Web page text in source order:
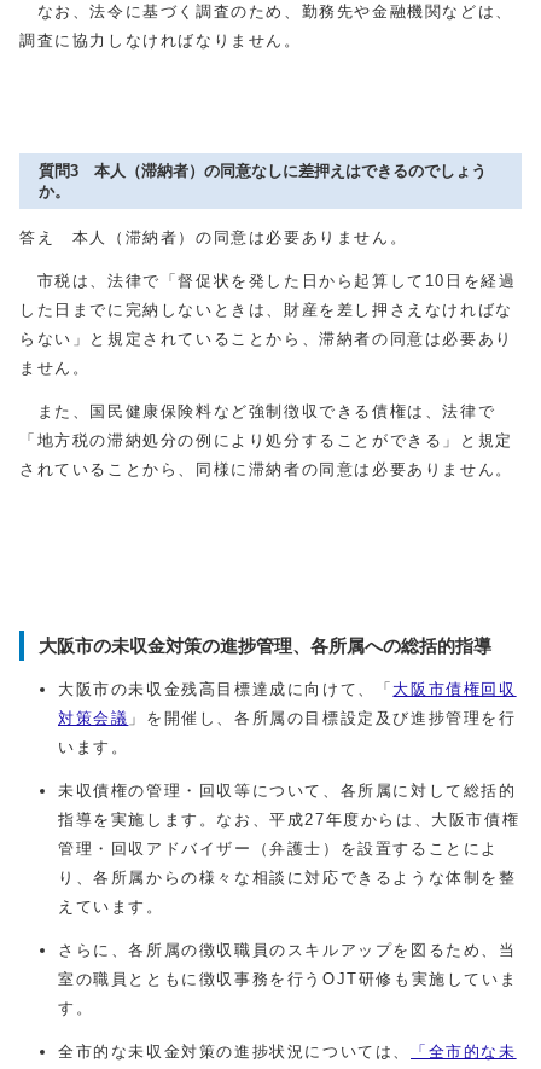
なお、法令に基づく調査のため、勤務先や金融機関などは、
調査に協力しなければなりません。
質問3 本人（滞納者）の同意なしに差押えはできるのでしょう
か。
答え 本人（滞納者）の同意は必要ありません。
市税は、法律で「督促状を発した日から起算して10日を経過
した日までに完納しないときは、財産を差し押さえなければな
らない」と規定されていることから、滞納者の同意は必要あり
ません。
また、国民健康保険料など強制徴収できる債権は、法律で
「地方税の滞納処分の例により処分することができる」と規定
されていることから、同様に滞納者の同意は必要ありません。
大阪市の未収金対策の進捗管理、各所属への総括的指導
大阪市の未収金残高目標達成に向けて、「 大阪市債権回収
対策会議 」を開催し、各所属の目標設定及び進捗管理を行
います。
未収債権の管理・回収等について、各所属に対して総括的
指導を実施します。なお、平成27年度からは、大阪市債権
管理・回収アドバイザー（弁護士）を設置することによ
り、各所属からの様々な相談に対応できるような体制を整
えています。
さらに、各所属の徴収職員のスキルアップを図るため、当
室の職員とともに徴収事務を行うOJT研修も実施していま
す。
全市的な未収金対策の進捗状況については、
「全市的な未